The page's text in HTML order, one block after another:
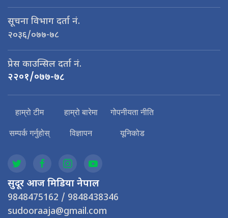
सूचना विभाग दर्ता नं.
२०३६/०७७-७८
प्रेस काउन्सिल दर्ता नं.
२२०१/०७७-७८
हाम्रो टीम हाम्रो बारेमा गोपनीयता नीति
सम्पर्क गर्नुहोस् विज्ञापन यूनिकोड
सुदूर आज मिडिया नेपाल
9848475162 / 9848438346
sudooraaja@gmail.com